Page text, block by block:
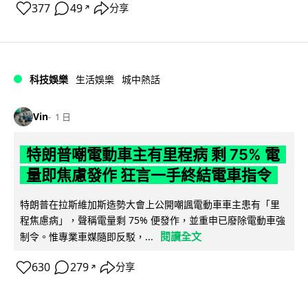
377 49 ↗ 分享
科技娛樂 生活娛樂 城中熱話
Vin 1 日
特朗普嘲電動車主有里程病 剩 75% 電
量即焦慮發作 狂言一手終結電車指令
特朗普在拉斯維加斯造勢大會上公開嘲諷電動車車主患有「里
程焦慮病」，聲稱電量剩 75% 便發作，並重申已廢除電動車強
制令。惟專業車媒隨即反駁，...
閱讀全文
630 279 ↗ 分享